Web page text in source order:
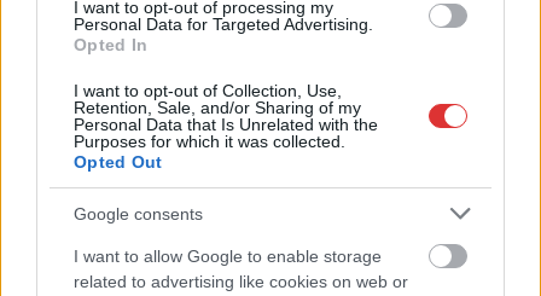
I want to opt-out of processing my
Personal Data for Targeted Advertising.
Opted In
I want to opt-out of Collection, Use,
Retention, Sale, and/or Sharing of my
Personal Data that Is Unrelated with the
Purposes for which it was collected.
Opted Out
Google consents
I want to allow Google to enable storage
related to advertising like cookies on web or
állapotban levő buszmegálló mutatja, hogy Szolnok mennyire
élhető város
Pénteken újra csökken a benzin és a gázolaj ára is
Napokon belül megválasztja az új köztársasági elnököt az
Országgyűlés
Kiterjedt tüzek pusztítanak az országban, köztük Karcagon
Harmadfokú hőségriasztás az országban: Szolnokon klímát
javítottak, helikoptereket is bevetettek a tüzeknél